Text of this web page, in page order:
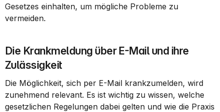
Gesetzes einhalten, um mögliche Probleme zu
vermeiden.
Die Krankmeldung über E-Mail und ihre
Zulässigkeit
Die Möglichkeit, sich per E-Mail krankzumelden, wird
zunehmend relevant. Es ist wichtig zu wissen, welche
gesetzlichen Regelungen dabei gelten und wie die Praxis